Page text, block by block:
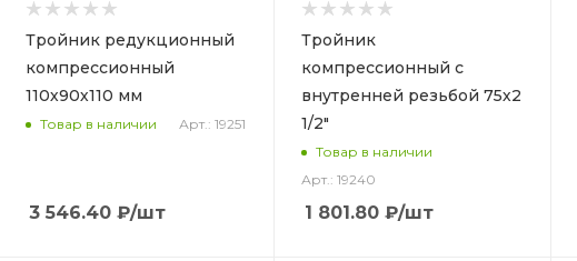
Тройник редукционный
компрессионный
110х90х110 мм
Товар в наличии Арт.: 19251
3 546.40 ₽/шт
Тройник
компрессионный с
внутренней резьбой 75х2
1/2"
Товар в наличии
Арт.: 19240
1 801.80 ₽/шт